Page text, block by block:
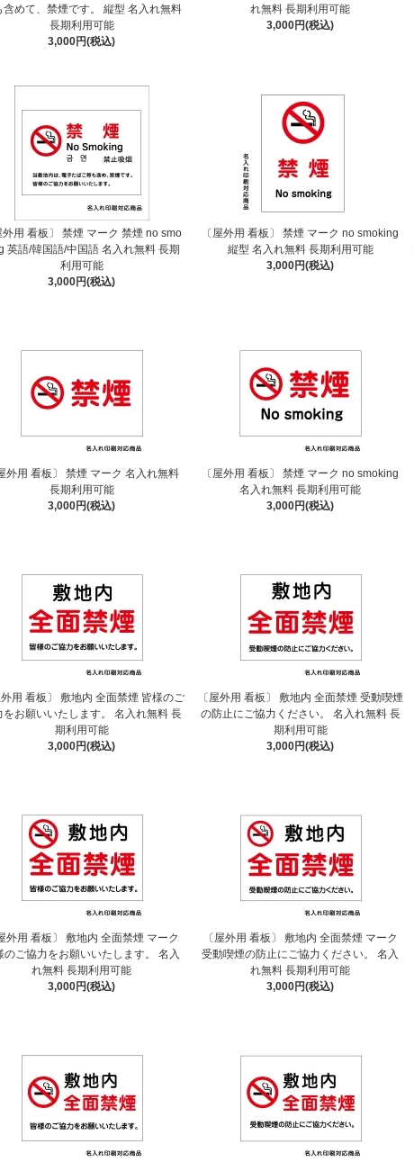
含めて、禁煙です。 縦型 名入れ無料
長期利用可能
3,000円(税込)
れ無料 長期利用可能
3,000円(税込)
外用 看板〕 禁煙 マーク 禁煙 no smo
英語/韓国語/中国語 名入れ無料 長期
利用可能
3,000円(税込)
〔屋外用 看板〕 禁煙 マーク no smoking
縦型 名入れ無料 長期利用可能
3,000円(税込)
外用 看板〕 禁煙 マーク 名入れ無料
長期利用可能
3,000円(税込)
〔屋外用 看板〕 禁煙 マーク no smoking
名入れ無料 長期利用可能
3,000円(税込)
用 看板〕 敷地内 全面禁煙 皆様のご
をお願いいたします。 名入れ無料 長
期利用可能
3,000円(税込)
〔屋外用 看板〕 敷地内 全面禁煙 受動喫煙
の防止にご協力ください。 名入れ無料 長
期利用可能
3,000円(税込)
外用 看板〕 敷地内 全面禁煙 マーク
のご協力をお願いいたします。 名入
れ無料 長期利用可能
3,000円(税込)
〔屋外用 看板〕 敷地内 全面禁煙 マーク
受動喫煙の防止にご協力ください。 名入
れ無料 長期利用可能
3,000円(税込)